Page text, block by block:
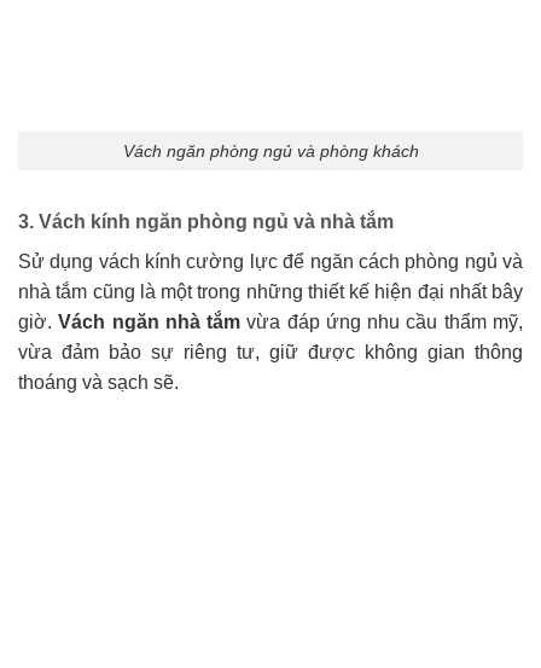
Vách ngăn phòng ngủ và phòng khách
3. Vách kính ngăn phòng ngủ và nhà tắm
Sử dụng vách kính cường lực để ngăn cách phòng ngủ và
nhà tắm cũng là một trong những thiết kế hiện đại nhất bây
giờ.Vách ngăn nhà tắm vừa đáp ứng nhu cầu thẩm mỹ,
vừa đảm bảo sự riêng tư, giữ được không gian thông
thoáng và sạch sẽ.